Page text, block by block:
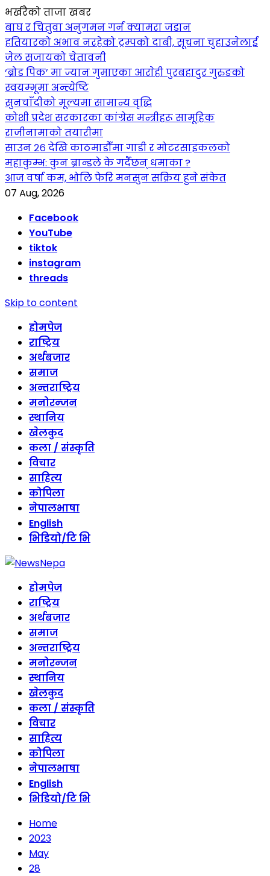
भर्खरैको ताजा खबर
बाघ र चितुवा अनुगमन गर्न क्यामरा जडान
हतियारको अभाव नरहेको ट्रम्पको दाबी, सूचना चुहाउनेलाई
जेल सजायको चेतावनी
‘ब्रोड पिक’ मा ज्यान गुमाएका आराेही पुरबहादुर गुरुङको
स्वयम्भूमा अन्त्येष्टि
सुनचाँदीको मूल्यमा सामान्य वृद्धि
कोशी प्रदेश सरकारका कांग्रेस मन्त्रीहरू सामूहिक
राजीनामाको तयारीमा
साउन २६ देखि काठमाडौँमा गाडी र मोटरसाइकलको
महाकुम्भ: कुन ब्रान्डले के गर्दैछन् धमाका ?
आज वर्षा कम, भोलि फेरि मनसुन सक्रिय हुने संकेत
07 Aug, 2026
Facebook
YouTube
tiktok
instagram
threads
Skip to content
होमपेज
राष्ट्रिय
अर्थबजार
समाज
अन्तराष्ट्रिय
मनोरन्जन
स्थानिय
खेलकुद
कला / संस्कृति
विचार
साहित्य
कोपिला
नेपालभाषा
English
भिडियो/टि भि
होमपेज
राष्ट्रिय
अर्थबजार
समाज
अन्तराष्ट्रिय
मनोरन्जन
स्थानिय
खेलकुद
कला / संस्कृति
विचार
साहित्य
कोपिला
नेपालभाषा
English
भिडियो/टि भि
Home
2023
May
28